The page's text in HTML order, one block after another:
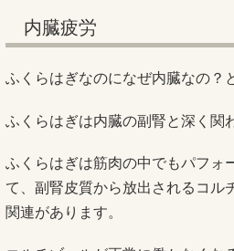
内臓疲労
ふくらはぎなのになぜ内臓なの？
ふくらはぎは内臓の副腎と深く関
ふくらはぎは筋肉の中でもパフォ
て、副腎皮質から放出されるコル
関連があります。